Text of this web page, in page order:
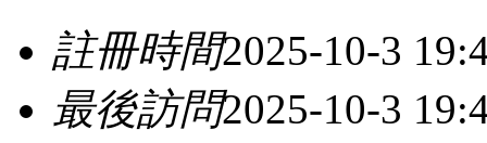
註冊時間2025-10-3
最後訪問2025-10-3